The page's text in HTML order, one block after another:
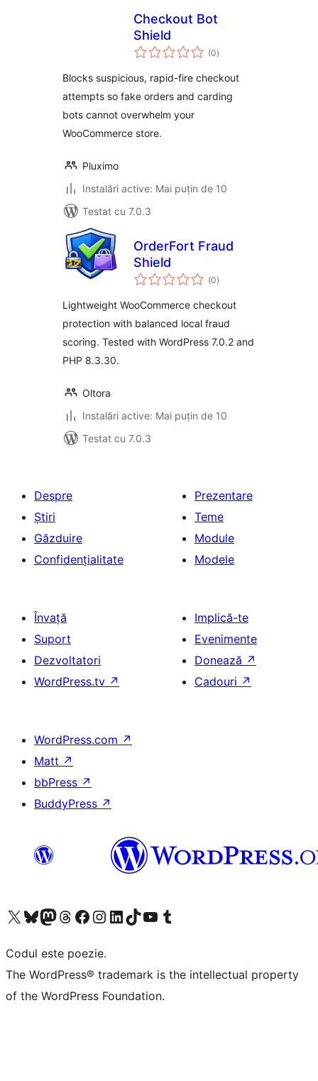
Checkout Bot
Shield
(0total
aprecieri
)
Blocks suspicious, rapid-fire checkout
attempts so fake orders and carding
bots cannot overwhelm your
WooCommerce store.
Pluximo
Instalări active: Mai puțin de 10
Testat cu 7.0.3
OrderFort Fraud
Shield
(0total
aprecieri
)
Lightweight WooCommerce checkout
protection with balanced local fraud
scoring. Tested with WordPress 7.0.2 and
PHP 8.3.30.
Oltora
Instalări active: Mai puțin de 10
Testat cu 7.0.3
Despre
Știri
Găzduire
Confidențialitate
Prezentare
Teme
Module
Modele
Învață
Suport
Dezvoltatori
WordPress.tv ↗
Implică-te
Evenimente
Donează ↗
Cadouri ↗
WordPress.com ↗
Matt ↗
bbPress ↗
BuddyPress ↗
Mergi la contul nostru X (fost Twitter)
Vizitează contul nostru Bluesky
Vizitează contul nostru Mastodon
Vizitează contul nostru Threads
Vizitează pagina noastră Facebook
Vizitează-ne pe Instagram
Vizitează-ne pe LinkedIn
Vizitează contul nostru TikTok
Vizitează canalul nostru YouTube
Vizitează contul nostru Tumblr
Codul este poezie.
The WordPress® trademark is the intellectual property
of the WordPress Foundation.